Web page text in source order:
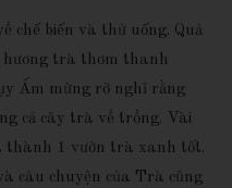
chế biến và thử uống. Quả
trà thơm thanh
Ấm mừng rỡ nghĩ rằng
cả cây trà về trồng. Vài
thành 1 vườn trà xanh tốt.
câu chuyện của Trà cũng